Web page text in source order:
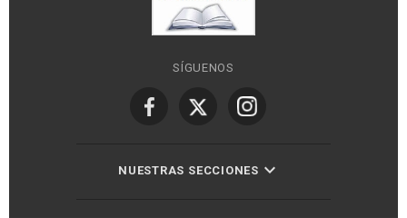
SÍGUENOS
NUESTRAS SECCIONES